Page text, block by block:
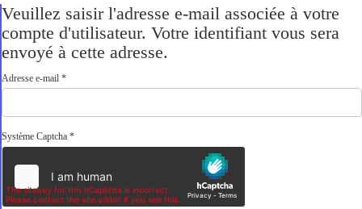
Veuillez saisir l'adresse e-mail associée à votre
compte d'utilisateur. Votre identifiant vous sera
envoyé à cette adresse.
Adresse e-mail *
Système Captcha *